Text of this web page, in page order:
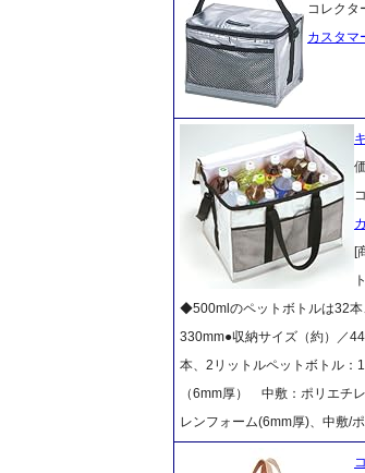
コレクタ
カスタマ
[
◆500mlのペットボトルは32本
330mm●収納サイズ（約）／
本、2リットルペットボトル
（6mm厚） 中敷：ポリエチ
レンフォーム(6mm厚)、中敷/